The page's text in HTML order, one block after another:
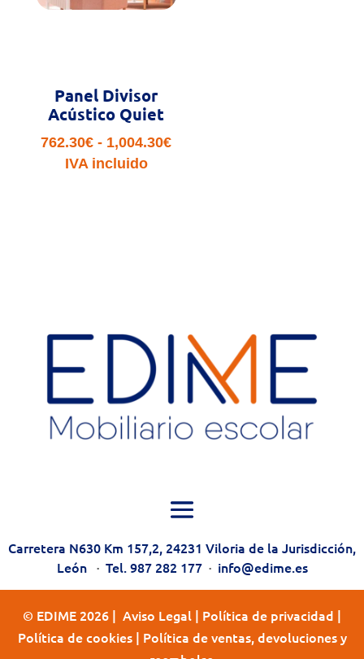
Panel Divisor
Acústico Quiet
762.30€ - 1,004.30€Rango
IVA incluido
Carretera N630 Km 157,2, 24231 Viloria de la Jurisdicción,
León· Tel. 987 282 177· info@edime.es
© EDIME 2026 | Aviso Legal | Política de privacidad |
Política de cookies| Política de ventas, devoluciones y